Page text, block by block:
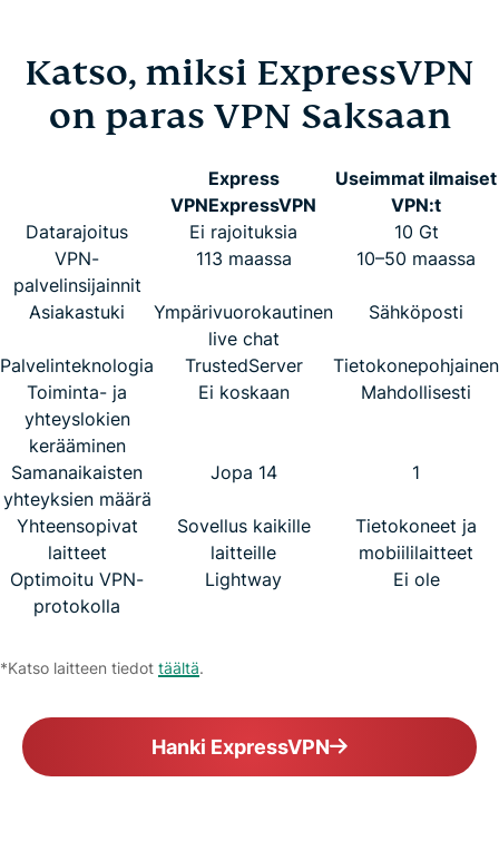
Katso, miksi ExpressVPN
on paras VPN Saksaan
Express
VPNExpressVPN
Useimmat ilmaiset
VPN:t
Datarajoitus
Ei rajoituksia
10 Gt
VPN-
palvelinsijainnit
113 maassa 10–50 maassa
Asiakastuki
Ympärivuorokautinen
live chat
Sähköposti
Palvelinteknologia TrustedServer
Tietokonepohjainen
Toiminta- ja
yhteyslokien
kerääminen
Ei koskaan Mahdollisesti
Samanaikaisten
yhteyksien määrä
Jopa 14 1
Yhteensopivat
laitteet
Sovellus kaikille
laitteille
Tietokoneet ja
mobiililaitteet
Optimoitu VPN-
protokolla
Lightway Ei ole
*Katso laitteen tiedot täältä.
Hanki ExpressVPN